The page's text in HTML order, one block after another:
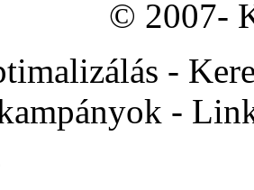
© 2007-
-
-